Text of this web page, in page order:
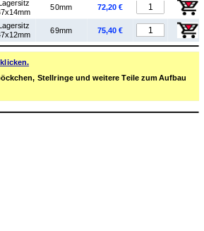
50mm 72,20 €
69mm 75,40 €
Stellringe und weitere Teile zum Aufbau